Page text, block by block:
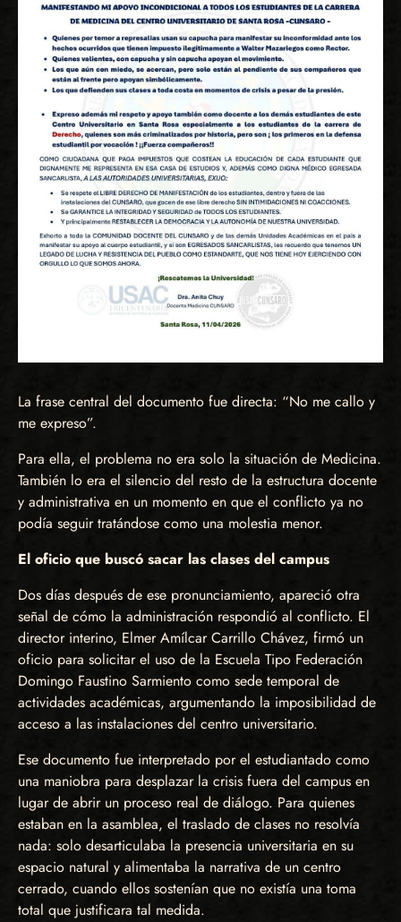
La frase central del documento fue directa: “No me callo y
me expreso”.
Para ella, el problema no era solo la situación de Medicina.
También lo era el silencio del resto de la estructura docente
y administrativa en un momento en que el conflicto ya no
podía seguir tratándose como una molestia menor.
El oficio que buscó sacar las clases del campus
Dos días después de ese pronunciamiento, apareció otra
señal de cómo la administración respondió al conflicto. El
director interino, Elmer Amílcar Carrillo Chávez, firmó un
oficio para solicitar el uso de la Escuela Tipo Federación
Domingo Faustino Sarmiento como sede temporal de
actividades académicas, argumentando la imposibilidad de
acceso a las instalaciones del centro universitario.
Ese documento fue interpretado por el estudiantado como
una maniobra para desplazar la crisis fuera del campus en
lugar de abrir un proceso real de diálogo. Para quienes
estaban en la asamblea, el traslado de clases no resolvía
nada: solo desarticulaba la presencia universitaria en su
espacio natural y alimentaba la narrativa de un centro
cerrado, cuando ellos sostenían que no existía una toma
total que justificara tal medida.